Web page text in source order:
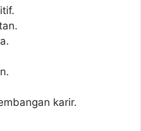
karir.